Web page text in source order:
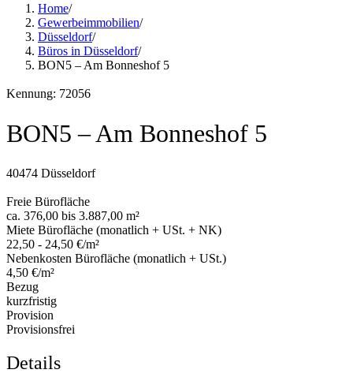
Home/
Gewerbeimmobilien/
Düsseldorf/
Büros in Düsseldorf/
BON5 – Am Bonneshof 5
Kennung: 72056
BON5 – Am Bonneshof 5
40474 Düsseldorf
Freie Bürofläche
ca. 376,00 bis 3.887,00 m²
Miete Bürofläche (monatlich + USt. + NK)
22,50 - 24,50 €/m²
Nebenkosten Bürofläche (monatlich + USt.)
4,50 €/m²
Bezug
kurzfristig
Provision
Provisionsfrei
Details